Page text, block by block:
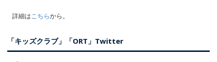
詳細はこちらから。
「キッズクラブ」「ORT」Twitter